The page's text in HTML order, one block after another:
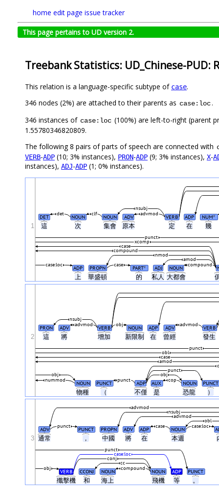
home edit page issue tracker
This page pertains to UD version 2.
Treebank Statistics: UD_Chinese-PUD:
This relation is a language-specific subtype of case.
346 nodes (2%) are attached to their parents as case:loc.
346 instances of case:loc (100%) are left-to-right (parent
1.55780346820809.
The following 8 pairs of parts of speech are connected with
VERB-ADP (10; 3% instances), PRON-ADP (9; 3% instances), X-
instances), ADJ-ADP (1; 0% instances).
這 次 集會 原本 定 在 幾
上 華盛頓 的 私人 大都會
DET NOUN NOUN ADV VERB ADP NUM#
det clf advmod
nsubj
ADP PROPN PART# ADJ NOUN
case:loc case compound
amod
nmod
compound
case
xcomp
punct
1
這 將 增加 新限制 在 曾經 發生
物種 （ 不僅 是 恐龍 ）
PRON ADV VERB NOUN ADP ADV VERB
advmod advmod
obj
nsubj
NOUN PUNCT ADP AUX NOUN PUNCT
punct cop
nummod
obj
punct
obj
amod
case
obl
punct
2
通常 ， 中國 將 在 本週
殲擊機 和 海上 飛機 等 。
ADV PUNCT PROPN ADV ADP NOUN
punct case case:loc
obl
advmod
nsubj
advmod
VERB CCONJ NOUN NOUN ADP PUNCT
obj compound
cc
conj
case:loc
punct
3